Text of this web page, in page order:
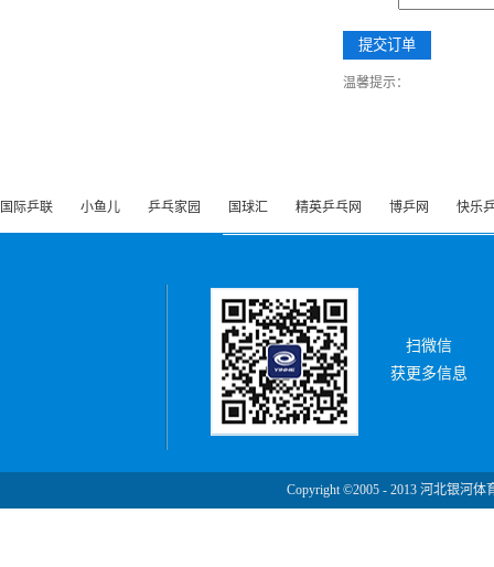
温馨提示：
国际乒联 小鱼儿 乒乓家园 国球汇 精英乒乓网 博乒网 快乐
扫微信
获更多信息
Copyright ©2005 - 2013 河北银河体